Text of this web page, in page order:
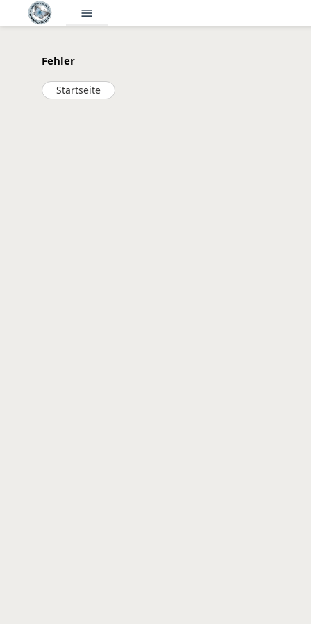
menu
Fehler
Startseite